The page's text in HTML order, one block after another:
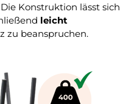
Die Konstruktion lässt sich
leicht
zu beanspruchen.